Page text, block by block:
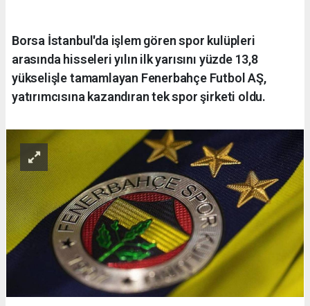
Borsa İstanbul'da işlem gören spor kulüpleri
arasında hisseleri yılın ilk yarısını yüzde 13,8
yükselişle tamamlayan Fenerbahçe Futbol AŞ,
yatırımcısına kazandıran tek spor şirketi oldu.